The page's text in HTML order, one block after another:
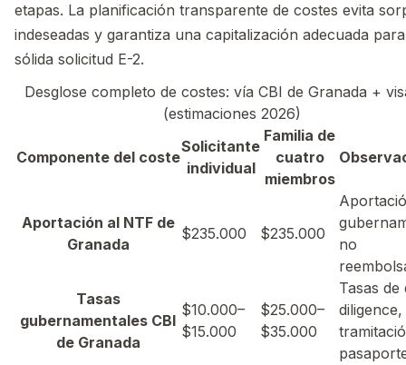
etapas. La planificación transparente de costes evita
indeseadas y garantiza una capitalización adecuada
sólida solicitud E-2.
Desglose completo de costes: vía CBI de Granada +
(estimaciones 2026)
Componente del coste
Solicitante
individual
Familia de
cuatro
miembros
Aportación al NTF de
Granada
$235.000 $235.000
no
Tasas
gubernamentales CBI
de Granada
$10.000–
$15.000
$25.000–
$35.000
Tasas de
diligence,